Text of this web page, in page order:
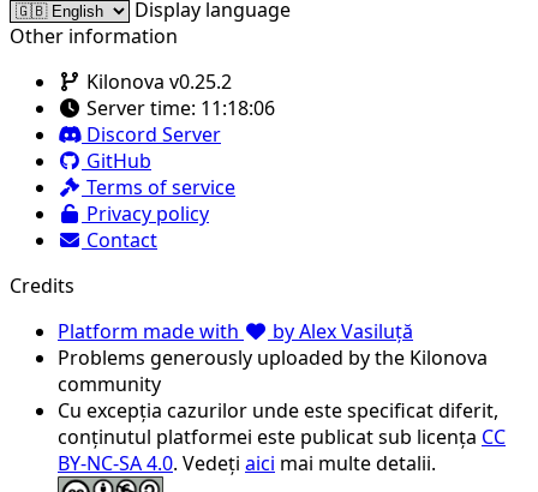
Display language
Other information
Kilonova v0.25.2
Server time: 11:18:06
Discord Server
GitHub
Terms of service
Privacy policy
Contact
Credits
Platform made with
by Alex Vasiluță
Problems generously uploaded by the Kilonova
community
Cu excepția cazurilor unde este specificat diferit,
conținutul platformei este publicat sub licența CC
BY-NC-SA 4.0. Vedeți aici mai multe detalii.